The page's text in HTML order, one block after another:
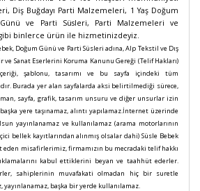
Diş Buğdayı Parti Malzemeleri, 1 Yaş Doğum
ve Parti Süsleri, Parti Malzemeleri ve
binlerce ürün ile hizmetinizdeyiz.
Doğum Günü ve Parti Süsleri adına, Alp Tekstil ve Dış
ve Sanat Eserlerini Koruma Kanunu Gereği (Telif Hakları)
şablonu, tasarımı ve bu sayfa içindeki tüm
Burada yer alan sayfalarda aksi belirtilmediği sürece,
sayfa, grafik, tasarım unsuru ve diğer unsurlar izin
yere taşınamaz, alıntı yapılamaz.İnternet üzerinde
yayınlanamaz ve kullanılamaz (arama motorlarının
bellek kayıtlarından alınmış olsalar dahi) Süsle Bebek
misafirlerimiz, firmamızın bu mecradaki telif hakkı
kabul ettiklerini beyan ve taahhüt ederler.
sahiplerinin muvafakati olmadan hiç bir suretle
yayınlanamaz, başka bir yerde kullanılamaz.